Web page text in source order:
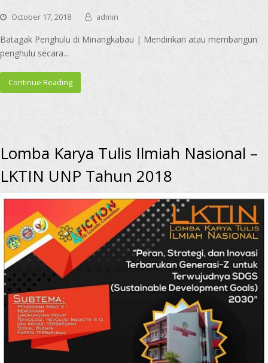
October 17, 2018 admin
Batagak Penghulu di Minangkabau | Mendirikan atau membangun
penghulu secara…
Continue Reading
Lomba Karya Tulis Ilmiah Nasional –
LKTIN UNP Tahun 2018